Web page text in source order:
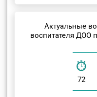
Актуальные
воспитателя ДОО
72